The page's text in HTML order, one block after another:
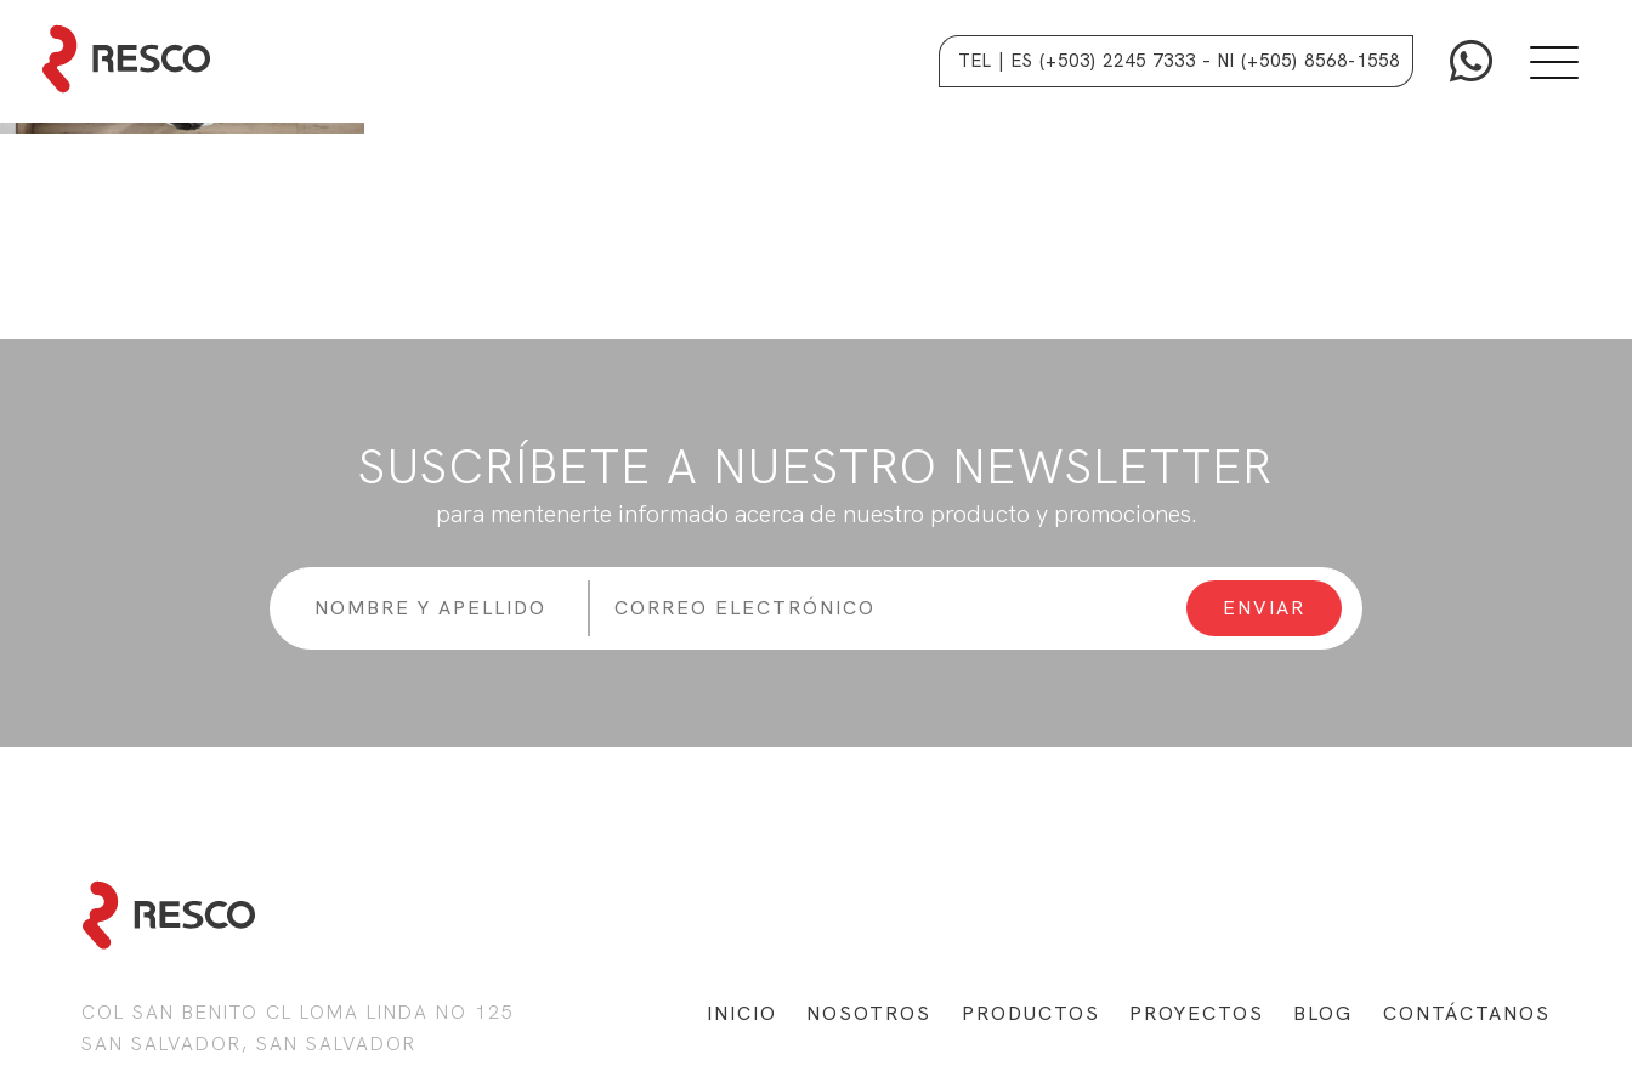
TEL | ES (+503) 2245 7333 – NI (+505) 8568-1558
SUSCRÍBETE A NUESTRO NEWSLETTER
para mentenerte informado acerca de nuestro producto y promociones.
COL SAN BENITO CL LOMA LINDA NO 125
SAN SALVADOR, SAN SALVADOR
INICIO NOSOTROS PRODUCTOS PROYECTOS BLOG CONTÁCTANOS